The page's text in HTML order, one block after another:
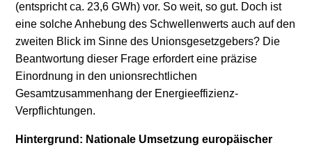
(entspricht ca. 23,6 GWh) vor. So weit, so gut. Doch ist
eine solche Anhebung des Schwellenwerts auch auf den
zweiten Blick im Sinne des Unionsgesetzgebers? Die
Beantwortung dieser Frage erfordert eine präzise
Einordnung in den unionsrechtlichen
Gesamtzusammenhang der Energieeffizienz-
Verpflichtungen.
Hintergrund: Nationale Umsetzung europäischer